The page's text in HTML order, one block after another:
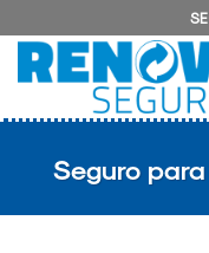
to
content
Seguro